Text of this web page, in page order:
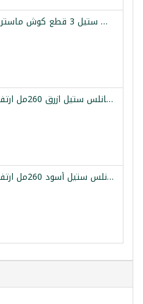
طقم صواني فرن ستانلس ستيل 3 قطع كوش ماستر بلاتينيوم
كوب متة حراري ستانلس ستيل ازرق 260مل ارتفاع 10سم
كوب متة حراري ستانلس ستيل أسود 260مل ارتفاع 10سم